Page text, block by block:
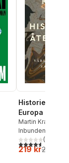
Historiens
Europa och
sammanbrott
Martin Kragh
Inbunden
4,6utav 5(
219 kr259 kr